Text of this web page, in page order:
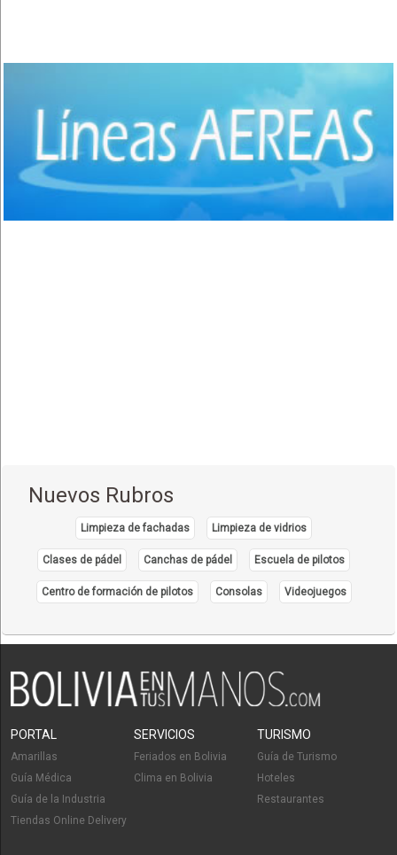
San José de Chiquitos(2)
Aguas Calientes(1)
Concepción
San Ignacio de Velasco
Nuevos Rubros
Limpieza de fachadas Limpieza de vidrios
Clases de pádel Canchas de pádel Escuela de pilotos
Centro de formación de pilotos Consolas Videojuegos
PORTAL
Amarillas
Guía Médica
Guía de la Industria
Tiendas Online Delivery
SERVICIOS
Feriados en Bolivia
Clima en Bolivia
TURISMO
Guía de Turismo
Hoteles
Restaurantes